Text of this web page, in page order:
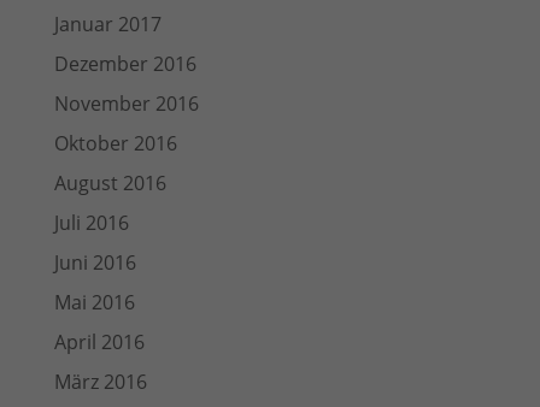
Januar 2017
Dezember 2016
November 2016
Oktober 2016
August 2016
Juli 2016
Juni 2016
Mai 2016
April 2016
März 2016